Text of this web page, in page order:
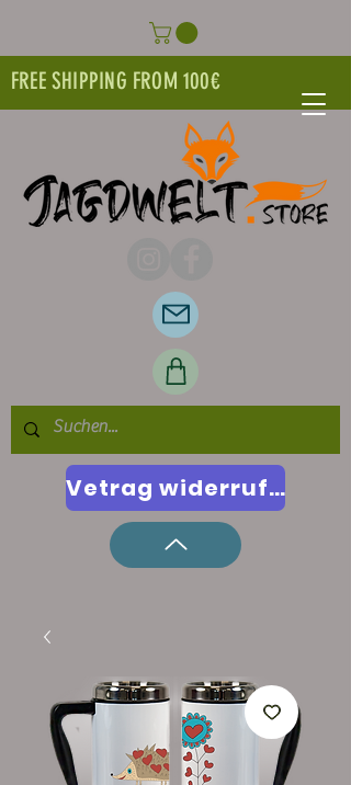
FREE SHIPPING FROM 100€
Vetrag widerrufen